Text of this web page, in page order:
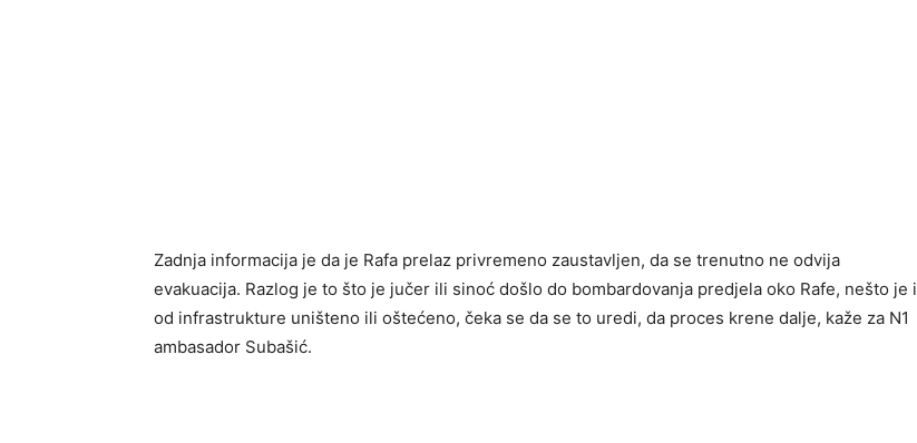
Zadnja informacija je da je Rafa prelaz privremeno zaustavljen, da se trenutno ne odvija
evakuacija. Razlog je to što je jučer ili sinoć došlo do bombardovanja predjela oko Rafe, nešto je i
od infrastrukture uništeno ili oštećeno, čeka se da se to uredi, da proces krene dalje, kaže za N1
ambasador Subašić.